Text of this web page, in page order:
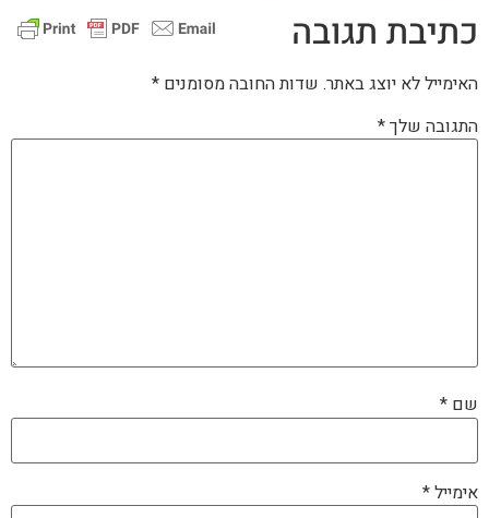
כתיבת תגובה
האימייל לא יוצג באתר. שדות החובה מסומנים *
התגובה שלך*
שם *
אימייל*